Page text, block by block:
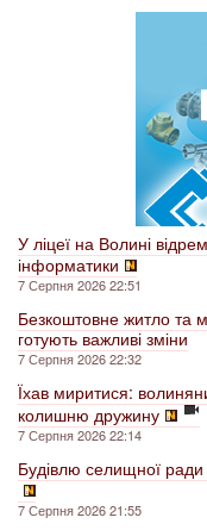
У ліцеї на Волині
інформатики
7 Серпня 2026 22:51
Безкоштовне житло та
готують важливі зміни
7 Серпня 2026 22:32
Їхав миритися:
колишню дружину
7 Серпня 2026 22:14
Будівлю селищної ради
7 Серпня 2026 21:55